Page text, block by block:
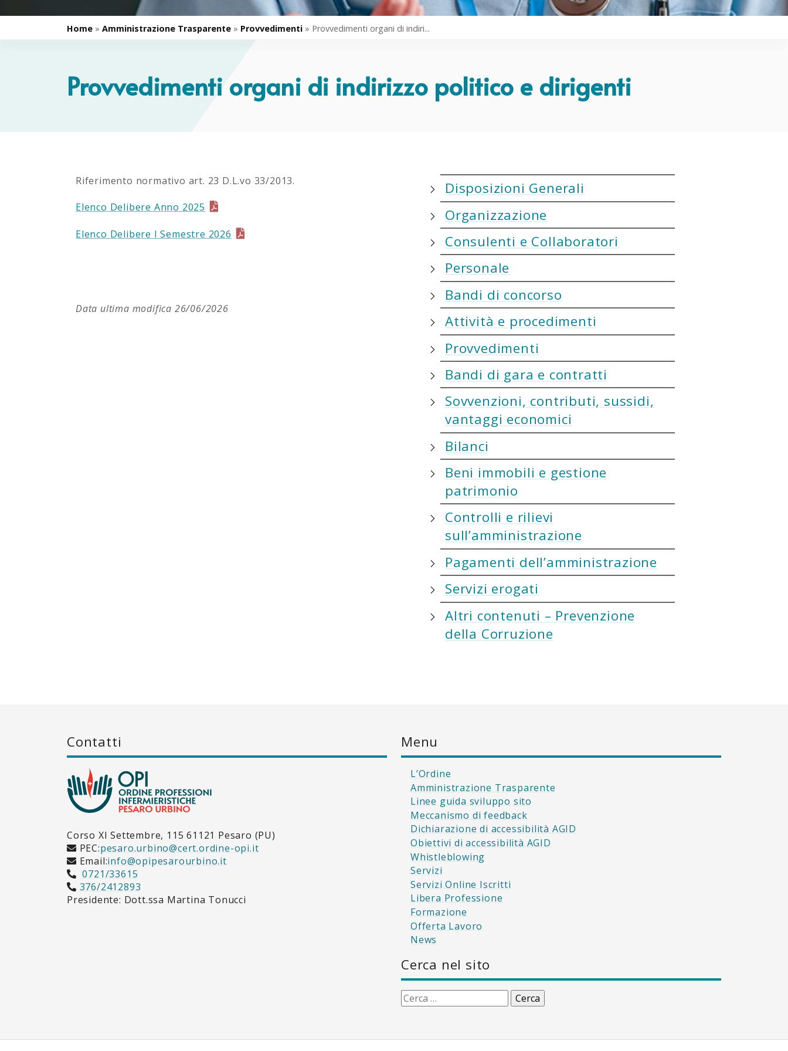
Home » Amministrazione Trasparente » Provvedimenti » Provvedimenti organi di indiri...
Provvedimenti organi di indirizzo politico e dirigenti
Riferimento normativo art. 23 D.L.vo 33/2013.
Elenco Delibere Anno 2025
Elenco Delibere I Semestre 2026
Data ultima modifica 26/06/2026
Disposizioni Generali
Organizzazione
Consulenti e Collaboratori
Personale
Bandi di concorso
Attività e procedimenti
Provvedimenti
Bandi di gara e contratti
Sovvenzioni, contributi, sussidi,
vantaggi economici
Bilanci
Beni immobili e gestione
patrimonio
Controlli e rilievi
sull’amministrazione
Pagamenti dell’amministrazione
Servizi erogati
Altri contenuti – Prevenzione
della Corruzione
Contatti
Corso XI Settembre, 115 61121 Pesaro (PU)
PEC:pesaro.urbino@cert.ordine-opi.it
Email:info@opipesarourbino.it
0721/33615
376/2412893
Presidente: Dott.ssa Martina Tonucci
Menu
L’Ordine
Amministrazione Trasparente
Linee guida sviluppo sito
Meccanismo di feedback
Dichiarazione di accessibilità AGID
Obiettivi di accessibilità AGID
Whistleblowing
Servizi
Servizi Online Iscritti
Libera Professione
Formazione
Offerta Lavoro
News
Cerca nel sito
Ricerca
per: